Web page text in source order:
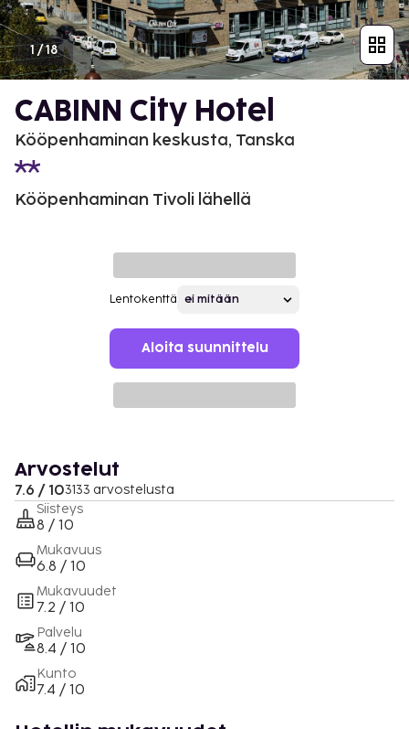
1/18
CABINN City Hotel
Kööpenhaminan keskusta, Tanska
Kööpenhaminan Tivoli lähellä
Lentokenttä
Aloita suunnittelu
Arvostelut
7.6 / 103133 arvostelusta
Siisteys
8 / 10
Mukavuus
6.8 / 10
Mukavuudet
7.2 / 10
Palvelu
8.4 / 10
Kunto
7.4 / 10